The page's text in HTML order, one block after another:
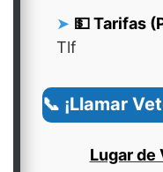
💵 Tarifas
Tlf
📞 ¡Llamar
Lugar de